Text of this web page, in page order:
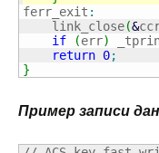
ferr_exit :
    link_close
(&
if
(err)
return 0;
}
Пример записи